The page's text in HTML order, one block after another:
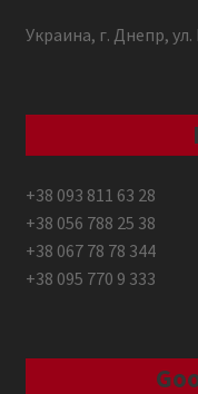
Украина, г. Днепр,
+38 093 811 63 28
+38 056 788 25 38
+38 067 78 78 344
+38 095 770 9 333